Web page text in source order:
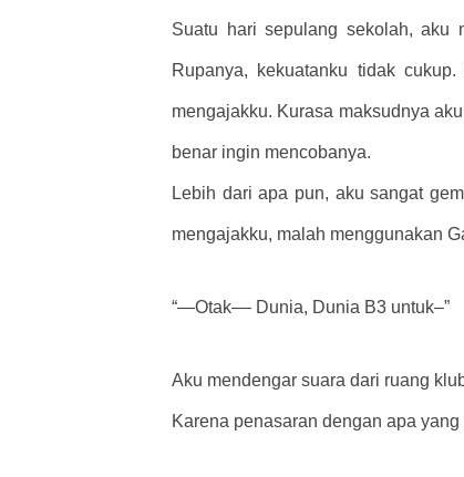
Suatu hari sepulang sekolah, aku
Rupanya, kekuatanku tidak
mengajakku. Kurasa maksudnya
benar ingin mencobanya.
Lebih dari apa pun, aku sangat
mengajakku, malah menggunakan
“—Otak–– Dunia, Dunia B3 untuk–”
Aku mendengar suara dari ruang
Karena penasaran dengan apa